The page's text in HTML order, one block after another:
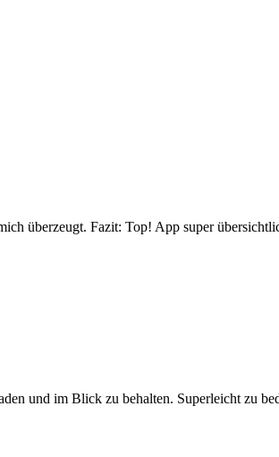
überzeugt. Fazit: Top! App super
und im Blick zu behalten. Superleicht zu